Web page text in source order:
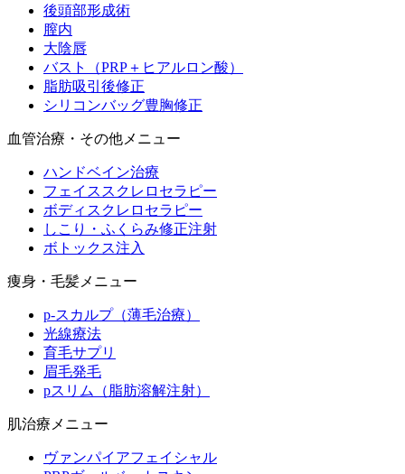
後頭部形成術
膣内
大陰唇
バスト（PRP＋ヒアルロン酸）
脂肪吸引後修正
シリコンバッグ豊胸修正
血管治療・その他メニュー
ハンドベイン治療
フェイススクレロセラピー
ボディスクレロセラピー
しこり・ふくらみ修正注射
ボトックス注入
痩身・毛髪メニュー
p-スカルプ（薄毛治療）
光線療法
育毛サプリ
眉毛発毛
pスリム（脂肪溶解注射）
肌治療メニュー
ヴァンパイアフェイシャル